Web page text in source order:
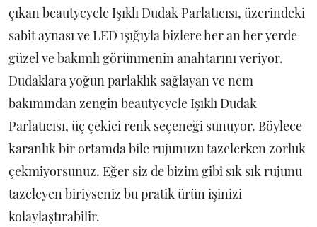
çıkan beautycycle Işıklı Dudak Parlatıcısı, üzerindeki
sabit aynası ve LED ışığıyla bizlere her an her yerde
güzel ve bakımlı görünmenin anahtarını veriyor.
Dudaklara yoğun parlaklık sağlayan ve nem
bakımından zengin beautycycle Işıklı Dudak
Parlatıcısı, üç çekici renk seçeneği sunuyor. Böylece
karanlık bir ortamda bile rujunuzu tazelerken zorluk
çekmiyorsunuz. Eğer siz de bizim gibi sık sık rujunu
tazeleyen biriyseniz bu pratik ürün işinizi
kolaylaştırabilir.